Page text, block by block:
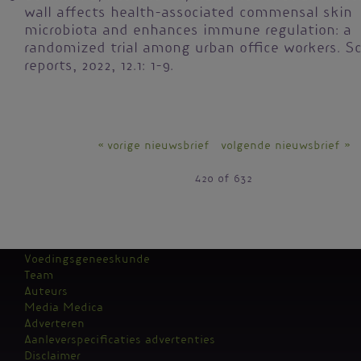
wall affects health-associated commensal skin
microbiota and enhances immune regulation: a
randomized trial among urban office workers.
reports, 2022, 12.1: 1-9.
« vorige nieuwsbrief volgende nieuwsbrief »
420 of 632
Kantoormenu
Voedingsgeneeskunde
Team
Auteurs
Media Medica
Adverteren
Aanleverspecificaties advertenties
Disclaimer